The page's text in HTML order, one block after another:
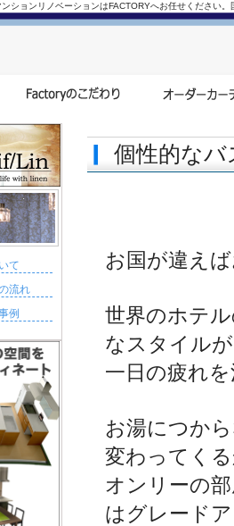
ションリノベーションはFACTORYへお任せください
個性的なバ
お国が違え
世界のホテ
なスタイル
一日の疲れ
お湯につか
変わってく
オンリーの
はグレード
て
流れ
例